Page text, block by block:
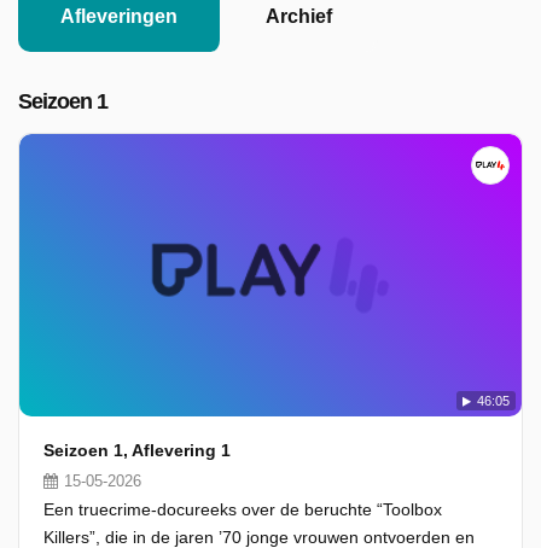
Afleveringen Archief
Seizoen 1
46:05
Seizoen 1, Aflevering 1
15-05-2026
Een truecrime-docureeks over de beruchte “Toolbox
Killers”, die in de jaren ’70 jonge vrouwen ontvoerden en